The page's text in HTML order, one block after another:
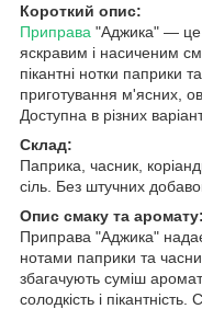
Короткий опис:
Приправа "Аджика" — це
яскравим і насиченим
пікантні нотки паприки
приготування м'ясних,
Доступна в різних
Склад:
Паприка, часник,
сіль. Без штучних
Опис смаку та аромату:
Приправа "Аджика"
нотами паприки та
збагачують суміш
солодкість і